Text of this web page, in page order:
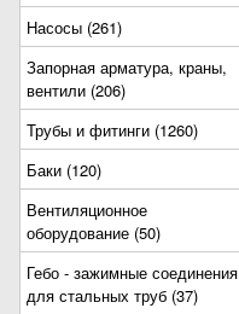
Насосы (261)
Запорная арматура, краны,
вентили (206)
Трубы и фитинги (1260)
Баки (120)
Вентиляционное
оборудование (50)
Гебо - зажимные соединения
для стальных труб (37)